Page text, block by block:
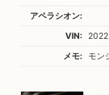
アペラシオン:
VIN:
2022
メモ:
モン